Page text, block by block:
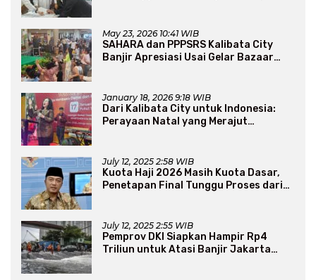
May 23, 2026 10:41 WIB
SAHARA dan PPPSRS Kalibata City
Banjir Apresiasi Usai Gelar Bazaar
January 18, 2026 9:18 WIB
Dari Kalibata City untuk Indonesia:
Perayaan Natal yang Merajut
July 12, 2025 2:58 WIB
Kuota Haji 2026 Masih Kuota Dasar,
Penetapan Final Tunggu Proses dari
July 12, 2025 2:55 WIB
Pemprov DKI Siapkan Hampir Rp4
Triliun untuk Atasi Banjir Jakarta